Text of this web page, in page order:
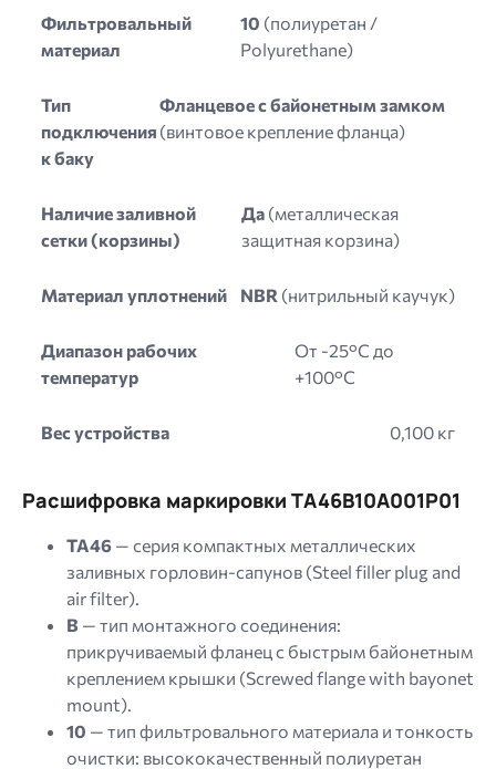
Фильтровальный
материал
10 (полиуретан /
Polyurethane)
Тип
подключения
к баку
Фланцевое с байонетным замком
(винтовое крепление фланца)
Наличие заливной
сетки (корзины)
Да(металлическая
защитная корзина)
Материал уплотнений NBR (нитрильный каучук)
Диапазон рабочих
температур
От -25°C до
+100°C
Вес устройства 0,100 кг
Расшифровка маркировки TA46B10A001P01
TA46 — серия компактных металлических
заливных горловин-сапунов (Steel filler plug and
air filter).
B — тип монтажного соединения:
прикручиваемый фланец с быстрым байонетным
креплением крышки (Screwed flange with bayonet
mount).
10 — тип фильтровального материала и тонкость
очистки: высококачественный полиуретан